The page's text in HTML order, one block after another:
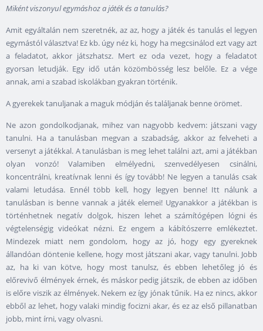
Miként viszonyul egymáshoz a játék és a tanulás?
Amit egyáltalán nem szeretnék, az az, hogy a játék és tanulás el legyen
egymástól választva! Ez kb. úgy néz ki, hogy ha megcsinálod ezt vagy azt
a feladatot, akkor játszhatsz. Mert ez oda vezet, hogy a feladatot
gyorsan letudják. Egy idő után közömbösség lesz belőle. Ez a vége
annak, ami a szabad iskolákban gyakran történik.
A gyerekek tanuljanak a maguk módján és találjanak benne örömet.
Ne azon gondolkodjanak, mihez van nagyobb kedvem: játszani vagy
tanulni. Ha a tanulásban megvan a szabadság, akkor az felveheti a
versenyt a játékkal. A tanulásban is meg lehet találni azt, ami a játékban
olyan vonzó! Valamiben elmélyedni, szenvedélyesen csinálni,
koncentrálni, kreatívnak lenni és így tovább! Ne legyen a tanulás csak
valami letudása. Ennél több kell, hogy legyen benne! Itt nálunk a
tanulásban is benne vannak a játék elemei! Ugyanakkor a játékban is
történhetnek negatív dolgok, hiszen lehet a számítógépen lógni és
végtelenségig videókat nézni. Ez engem a kábítószerre emlékeztet.
Mindezek miatt nem gondolom, hogy az jó, hogy egy gyereknek
állandóan döntenie kellene, hogy most játszani akar, vagy tanulni. Jobb
az, ha ki van kötve, hogy most tanulsz, és ebben lehetőleg jó és
előrevivő élmények érnek, és máskor pedig játszik, de ebben az időben
is előre viszik az élmények. Nekem ez így jónak tűnik. Ha ez nincs, akkor
ebből az lehet, hogy valaki mindig focizni akar, és ez az első pillanatban
jobb, mint írni, vagy olvasni.